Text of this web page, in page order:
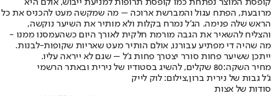
קופסת המוצר נפתחת כמו קופסת תרופות למניעת ייבוש, אולם היא
מרובעת, הפתח עגול והמברשת ארוכה – מה שמקשה מעט להכניס את כל
הראש שלה פנימה. הג'ל נמרח בקלות ולא מותיר את השיער נוקשה,
והצליח להשאיר את הגבה מורמת חלקית לאורך היום כשהעמסנו ממנו -
מה שהיה די מפתיע עבורנו, אולם הותיר מעט שאריות שקופות-לבנות.
ייתכן ששיער פחות סורר יצטרך פחות ג'ל – שגם לא ייראה עליו.
מחיר השקה:80 שקלים, להשיג בסטודיו של נירית ובאתר הרשמי
ג'ל גבות של נירית ברון,צילום: לוק לייק
סודות של אצות